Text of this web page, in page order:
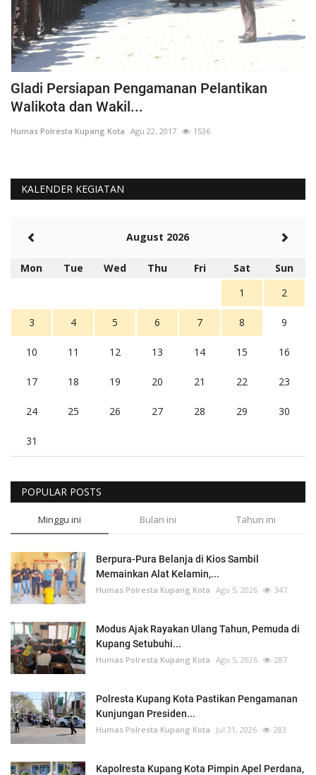
Gladi Persiapan Pengamanan Pelantikan
Walikota dan Wakil...
Humas Polresta Kupang Kota Agu 22, 2017 1536
KALENDER KEGIATAN
August 2026
Mon Tue Wed Thu Fri Sat
Sun
1
2
3 4 5 6 7 8 9
10 11 12 13 14 15 16
17 18 19 20 21 22 23
24 25 26 27 28 29 30
31
POPULAR POSTS
Minggu ini Bulan ini Tahun ini
Berpura-Pura Belanja di Kios Sambil
Memainkan Alat Kelamin,...
Humas Polresta Kupang Kota Agu 5, 2026 347
Modus Ajak Rayakan Ulang Tahun, Pemuda di
Kupang Setubuhi...
Humas Polresta Kupang Kota Agu 5, 2026 287
Polresta Kupang Kota Pastikan Pengamanan
Kunjungan Presiden...
Humas Polresta Kupang Kota Jul 31, 2026 283
Kapolresta Kupang Kota Pimpin Apel Perdana,